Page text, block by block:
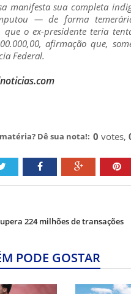
manifesta sua completa
— de forma
o ex-presidente teria
afirmação que,
Federal.
Dê sua nota!: 0 votes,
224 milhões de transações
PODE GOSTAR